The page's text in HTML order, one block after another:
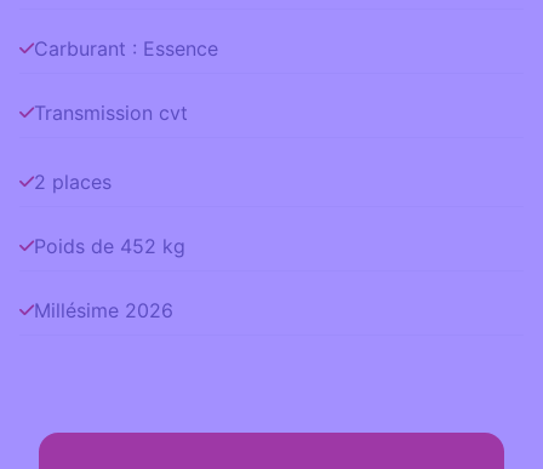
Carburant : Essence
Transmission cvt
2 places
Poids de 452 kg
Millésime 2026